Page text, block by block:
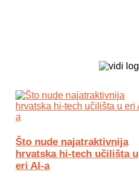
Što nude najatraktivnija
hrvatska hi-tech učilišta u
eri AI-a